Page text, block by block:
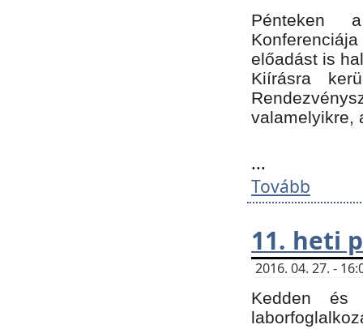
Pénteken
előadást is
Kiírásra
valamelyikre,
...
Tovább
11. heti
2016. 04. 27. -
Kedden és